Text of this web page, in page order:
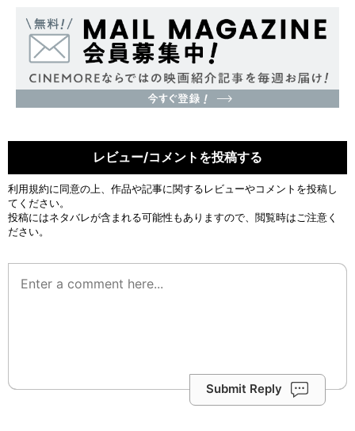
レビュー/コメントを投稿する
利用規約に同意の上、作品や記事に関するレビューやコメントを投稿し
てください。
投稿にはネタバレが含まれる可能性もありますので、閲覧時はご注意く
ださい。
Submit Reply